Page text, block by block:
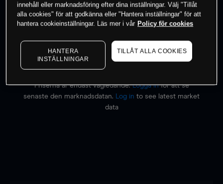
Börja handla
Priserna är endast vägledande.Logga inför att se
senaste den marknadsdatan.
Log in to see latest market
data
innehåll eller marknadsföring efter dina inställningar. Välj "Tillåt
alla cookies" för att godkänna eller "Hantera inställningar" för att
hantera cookieinställningar. Läs mer i vår Policy för cookies
HANTERA
INSTÄLLNINGAR
TILLÅT ALLA COOKIES